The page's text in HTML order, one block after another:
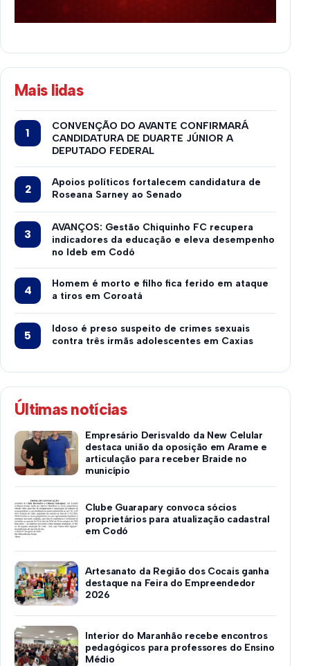
Mais lidas
CONVENÇÃO DO AVANTE CONFIRMARÁ
CANDIDATURA DE DUARTE JÚNIOR A
DEPUTADO FEDERAL
Apoios políticos fortalecem candidatura de
Roseana Sarney ao Senado
AVANÇOS: Gestão Chiquinho FC recupera
indicadores da educação e eleva desempenho
no Ideb em Codó
Homem é morto e filho fica ferido em ataque
a tiros em Coroatá
Idoso é preso suspeito de crimes sexuais
contra três irmãs adolescentes em Caxias
Últimas notícias
Empresário Derisvaldo da New Celular
destaca união da oposição em Arame e
articulação para receber Braide no
município
Clube Guarapary convoca sócios
proprietários para atualização cadastral
em Codó
Artesanato da Região dos Cocais ganha
destaque na Feira do Empreendedor
2026
Interior do Maranhão recebe encontros
pedagógicos para professores do Ensino
Médio